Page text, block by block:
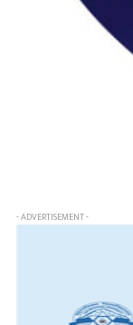
- ADVERTISEMENT -